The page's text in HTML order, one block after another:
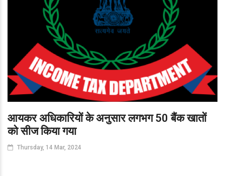
आयकर अधिकारियों के अनुसार लगभग 50 बैंक खातों
को सीज किया गया
Thursday, 14 Mar, 2024